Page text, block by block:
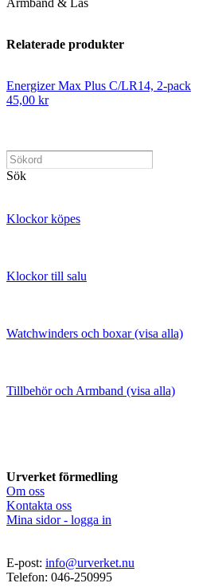
Relaterade produkter
Energizer Max Plus C/LR14, 2-pack
45,00 kr
Sök
Klockor köpes
Klockor till salu
Watchwinders och boxar (visa alla)
Tillbehör och Armband (visa alla)
Urverket förmedling
Om oss
Kontakta oss
Mina sidor - logga in
E-post: info@urverket.nu
Telefon: 046-250995